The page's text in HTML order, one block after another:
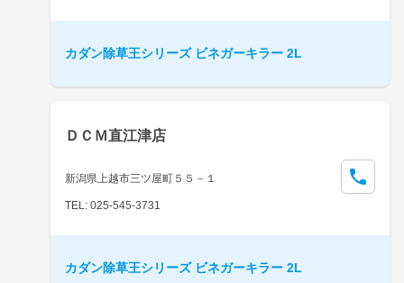
カダン除草王シリーズ ビネガーキラー 2L
ＤＣＭ直江津店
新潟県上越市三ツ屋町５５－１
TEL: 025-545-3731
カダン除草王シリーズ ビネガーキラー 2L